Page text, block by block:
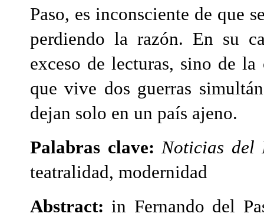
Paso, es inconsciente de que
perdiendo la razón. En su
exceso de lecturas, sino de
que vive dos guerras
dejan solo en un país ajeno.
Palabras clave: Noticias del
teatralidad, modernidad
Abstract: in Fernando del